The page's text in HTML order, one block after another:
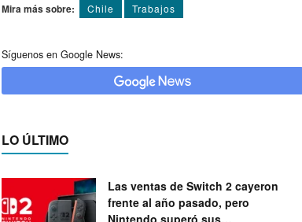
Mira más sobre: Chile Trabajos
Síguenos en Google News:
LO ÚLTIMO
Las ventas de Switch 2 cayeron
frente al año pasado, pero
Nintendo superó sus